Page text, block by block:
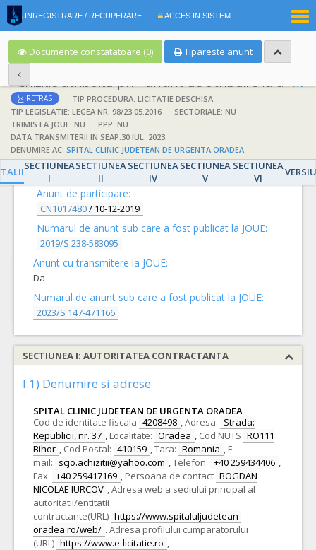
INREGISTRARE / RECUPERARE ACCES IN SISTEM
Documente constatatoare (0) Tipareste anunt
Achizitie atribuita prin anunt de atribuire la anunt de participare
RETRAS
TIP PROCEDURA: LICITATIE DESCHISA
TIP LEGISLATIE: LEGEA NR. 98/23.05.2016
SECTORIALE: NU
TRIMIS LA JOUE: NU
PPP: NU
DATA TRANSMITERII IN SEAP:30 IUL. 2023
DENUMIRE AC: SPITAL CLINIC JUDETEAN DE URGENTA ORADEA
SECTIUNEA
I
SECTIUNEA
II
SECTIUNEA
IV
SECTIUNEA
V
SECTIUNEA
VI
DETALII
Anunt de participare:
CN1017480/ 10-12-2019
Numarul de anunt sub care a fost publicat la JOUE:
2019/S 238-583095
Anunt cu transmitere la JOUE:
Da
Numarul de anunt sub care a fost publicat la JOUE:
2023/S 147-471166
SECTIUNEA I: AUTORITATEA CONTRACTANTA
I.1) Denumire si adrese
SPITAL CLINIC JUDETEAN DE URGENTA ORADEA
Cod de identitate fiscala 4208498 ,Adresa: Strada:
Republicii, nr. 37 , Localitate: Oradea , Cod NUTS RO111
Bihor , Cod Postal: 410159 ,Tara: Romania , E-
mail: scjo.achizitii@yahoo.com ,Telefon: +40 259434406 ,
Fax: +40 259417169 , Persoana de contact BOGDAN
NICOLAE IURCOV ,Adresa web a sediului principal al
autoritatii/entitatii
contractante(URL) https://www.spitaluljudetean-
oradea.ro/web/ . Adresa profilului cumparatorului
(URL) https://www.e-licitatie.ro ,